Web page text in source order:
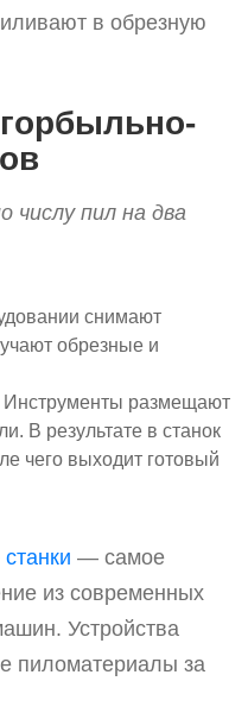
в обрезную
числу пил на два
снимают
обрезные и
Инструменты размещают
В результате в станок
чего выходит готовый
— самое
из современных
Устройства
пиломатериалы за